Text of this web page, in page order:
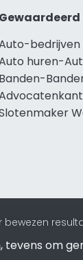
Gewaardeerd
huren-
Banden-
bewezen
tevens om